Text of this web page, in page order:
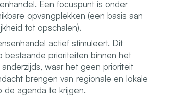
Een focuspunt is onder
opvangplekken (een basis aan
tot opschalen).
actief stimuleert. Dit
bestaande prioriteiten binnen het
waar het geen prioriteit
brengen van regionale en lokale
de agenda te krijgen.